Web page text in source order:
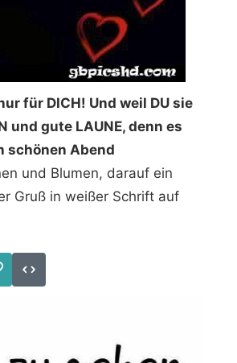
für DICH! Und weil DU sie
und gute LAUNE, denn es
schönen Abend
und Blumen, darauf ein
Gruß in weißer Schrift auf